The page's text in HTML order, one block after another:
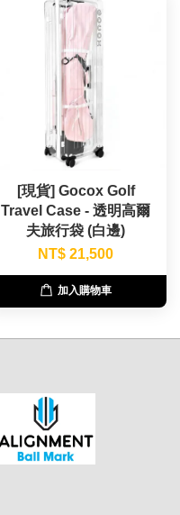
[現貨] Gocox Golf
Travel Case - 透明高爾
夫旅行袋 (白邊)
NT$ 21,500
加入購物車